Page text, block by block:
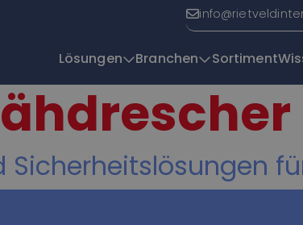
Lösungen
| Efficio
Branchen Sortiment